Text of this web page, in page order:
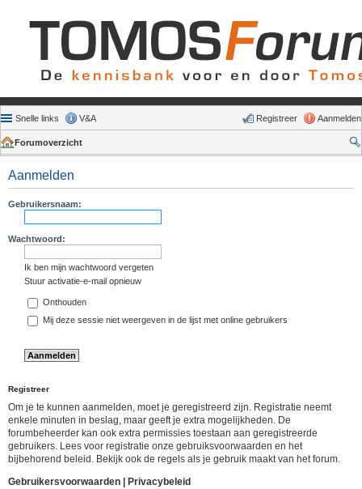
Snelle links V&A Aanmelden
Registreer
Forumoverzicht
Aanmelden
Gebruikersnaam:
Wachtwoord:
Ik ben mijn wachtwoord vergeten
Stuur activatie-e-mail opnieuw
Onthouden
Mij deze sessie niet weergeven in de lijst met online gebruikers
Registreer
Om je te kunnen aanmelden, moet je geregistreerd zijn. Registratie neemt
enkele minuten in beslag, maar geeft je extra mogelijkheden. De
forumbeheerder kan ook extra permissies toestaan aan geregistreerde
gebruikers. Lees voor registratie onze gebruiksvoorwaarden en het
bijbehorend beleid. Bekijk ook de regels als je gebruik maakt van het forum.
Gebruikersvoorwaarden
Privacybeleid